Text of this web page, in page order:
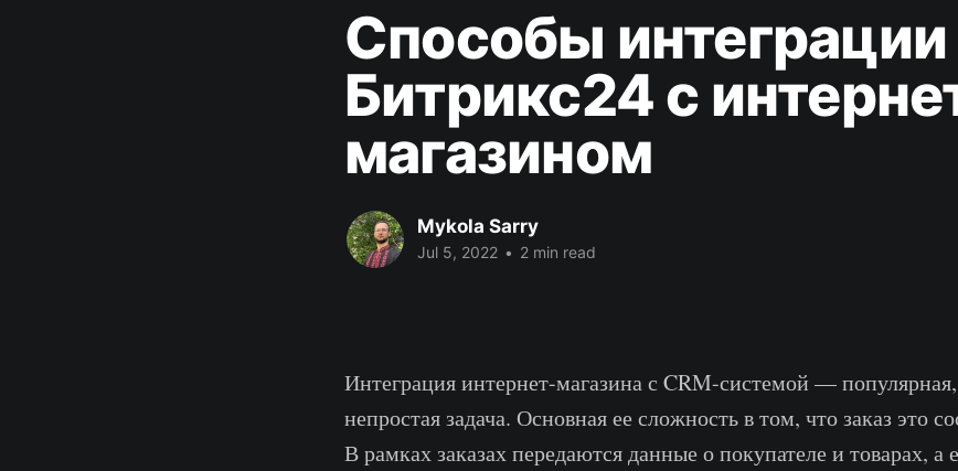
Способы интеграции
Битрикс24 с
магазином
Mykola Sarry
Jul 5, 2022 • 2 min read
Интеграция интернет-магазина с CRM-системой —
непростая задача. Основная ее сложность в том, что заказ это
В рамках заказах передаются данные о покупателе и товарах,